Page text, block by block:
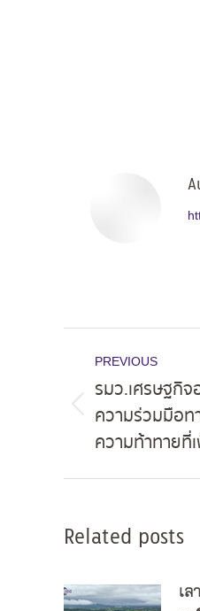
navigation
PREVIOUS
Previous
post:
รมว.เศรษฐกิจ
ความร่วมมือท
ความท้าทายที่
Related posts
เล